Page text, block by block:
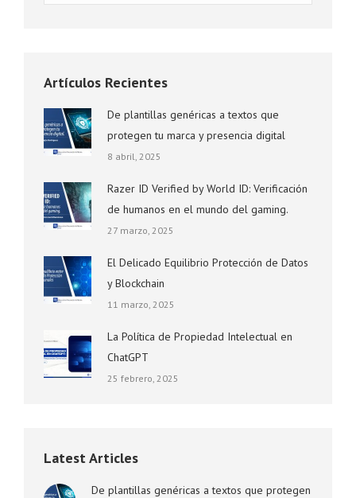
Artículos Recientes
De plantillas genéricas a textos que
protegen tu marca y presencia digital
8 abril, 2025
Razer ID Verified by World ID: Verificación
de humanos en el mundo del gaming.
27 marzo, 2025
El Delicado Equilibrio Protección de Datos
y Blockchain
11 marzo, 2025
La Política de Propiedad Intelectual en
ChatGPT
25 febrero, 2025
Latest Articles
De plantillas genéricas a textos que protegen